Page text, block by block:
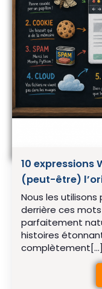
10 expressions
(peut-être)
Nous les
derrière ces
parfaitement
histoires
complètement[…]